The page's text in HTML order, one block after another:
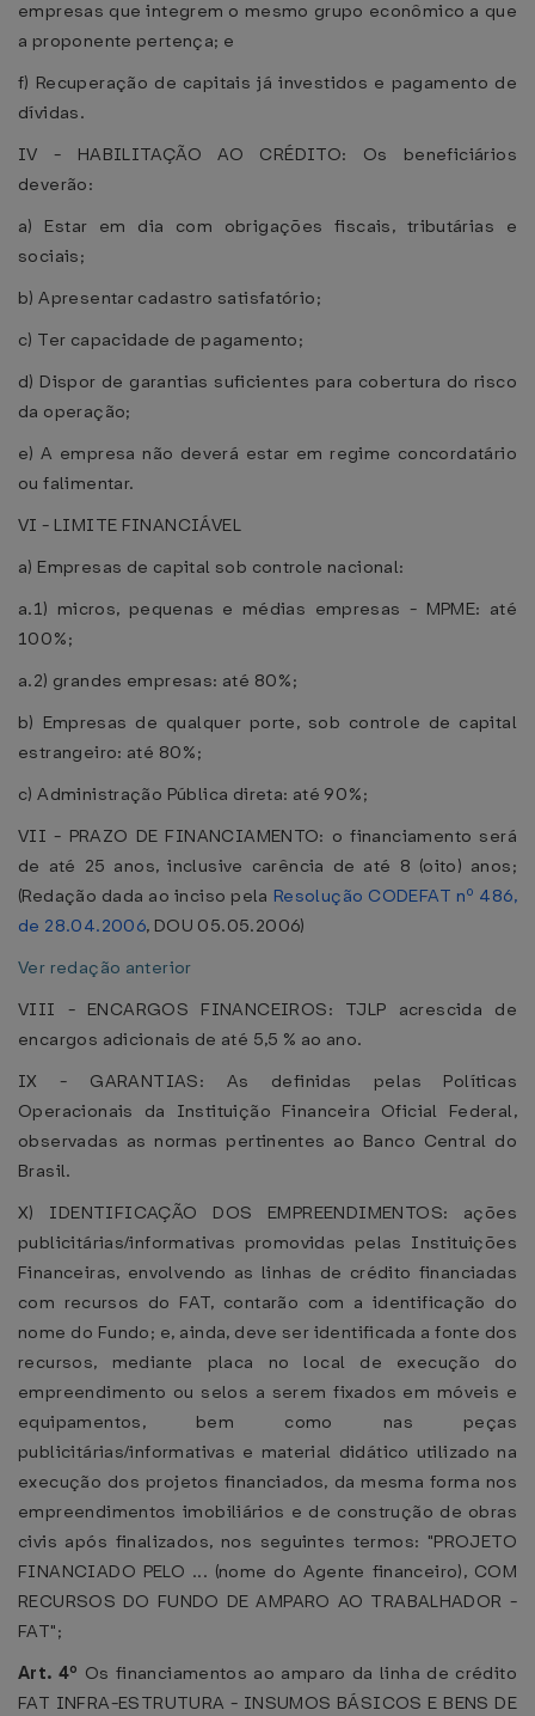
empresas que integrem o mesmo grupo econômico a que
a proponente pertença; e
f) Recuperação de capitais já investidos e pagamento de
dívidas.
IV - HABILITAÇÃO AO CRÉDITO: Os beneficiários
deverão:
a) Estar em dia com obrigações fiscais, tributárias e
sociais;
b) Apresentar cadastro satisfatório;
c) Ter capacidade de pagamento;
d) Dispor de garantias suficientes para cobertura do risco
da operação;
e) A empresa não deverá estar em regime concordatário
ou falimentar.
VI - LIMITE FINANCIÁVEL
a) Empresas de capital sob controle nacional:
a.1) micros, pequenas e médias empresas - MPME: até
100%;
a.2) grandes empresas: até 80%;
b) Empresas de qualquer porte, sob controle de capital
estrangeiro: até 80%;
c) Administração Pública direta: até 90%;
VII - PRAZO DE FINANCIAMENTO: o financiamento será
de até 25 anos, inclusive carência de até 8 (oito) anos;
(Redação dada ao inciso pela Resolução CODEFAT nº 486,
de 28.04.2006, DOU 05.05.2006)
Ver redação anterior
VIII - ENCARGOS FINANCEIROS: TJLP acrescida de
encargos adicionais de até 5,5 % ao ano.
IX - GARANTIAS: As definidas pelas Políticas
Operacionais da Instituição Financeira Oficial Federal,
observadas as normas pertinentes ao Banco Central do
Brasil.
X) IDENTIFICAÇÃO DOS EMPREENDIMENTOS: ações
publicitárias/informativas promovidas pelas Instituições
Financeiras, envolvendo as linhas de crédito financiadas
com recursos do FAT, contarão com a identificação do
nome do Fundo; e, ainda, deve ser identificada a fonte dos
recursos, mediante placa no local de execução do
empreendimento ou selos a serem fixados em móveis e
equipamentos, bem como nas peças
publicitárias/informativas e material didático utilizado na
execução dos projetos financiados, da mesma forma nos
empreendimentos imobiliários e de construção de obras
civis após finalizados, nos seguintes termos: "PROJETO
FINANCIADO PELO ... (nome do Agente financeiro), COM
RECURSOS DO FUNDO DE AMPARO AO TRABALHADOR -
FAT";
Art. 4º Os financiamentos ao amparo da linha de crédito
FAT INFRA-ESTRUTURA - INSUMOS BÁSICOS E BENS DE